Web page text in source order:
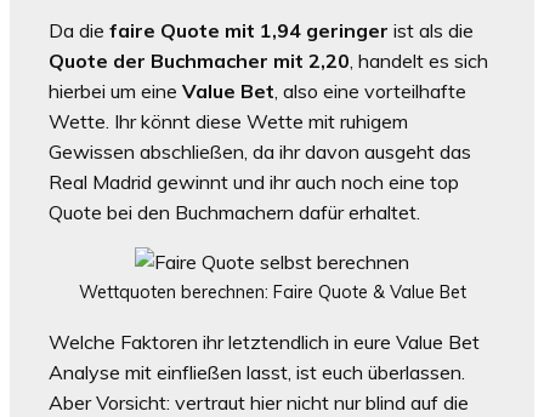
Da die faire Quote mit 1,94 geringer ist als die
Quote der Buchmacher mit 2,20, handelt es sich
hierbei um eine Value Bet, also eine vorteilhafte
Wette. Ihr könnt diese Wette mit ruhigem
Gewissen abschließen, da ihr davon ausgeht das
Real Madrid gewinnt und ihr auch noch eine top
Quote bei den Buchmachern dafür erhaltet.
Wettquoten berechnen: Faire Quote & Value Bet
Welche Faktoren ihr letztendlich in eure Value Bet
Analyse mit einfließen lasst, ist euch überlassen.
Aber Vorsicht: vertraut hier nicht nur blind auf die